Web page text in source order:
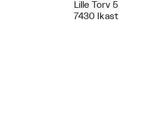
Lille Torv 5
7430 Ikast